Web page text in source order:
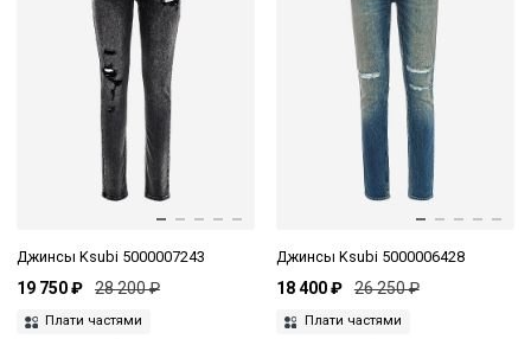
Джинсы Ksubi 5000007243
19 750 ₽ 28 200 ₽
Плати частями
Джинсы Ksubi 5000006428
18 400 ₽ 26 250 ₽
Плати частями